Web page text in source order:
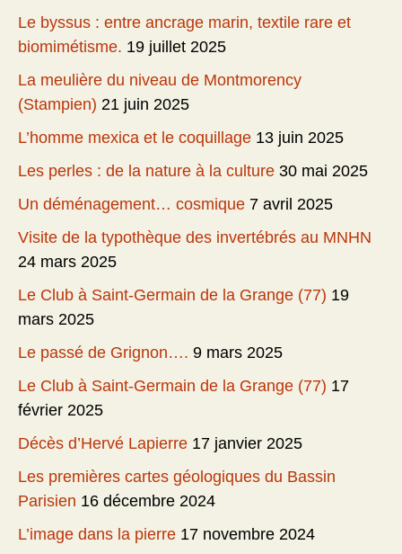
Le byssus : entre ancrage marin, textile rare et
biomimétisme. 19 juillet 2025
La meulière du niveau de Montmorency
(Stampien) 21 juin 2025
L’homme mexica et le coquillage 13 juin 2025
Les perles : de la nature à la culture 30 mai 2025
Un déménagement… cosmique 7 avril 2025
Visite de la typothèque des invertébrés au MNHN
24 mars 2025
Le Club à Saint-Germain de la Grange (77) 19
mars 2025
Le passé de Grignon…. 9 mars 2025
Le Club à Saint-Germain de la Grange (77) 17
février 2025
Décès d’Hervé Lapierre 17 janvier 2025
Les premières cartes géologiques du Bassin
Parisien 16 décembre 2024
L’image dans la pierre 17 novembre 2024